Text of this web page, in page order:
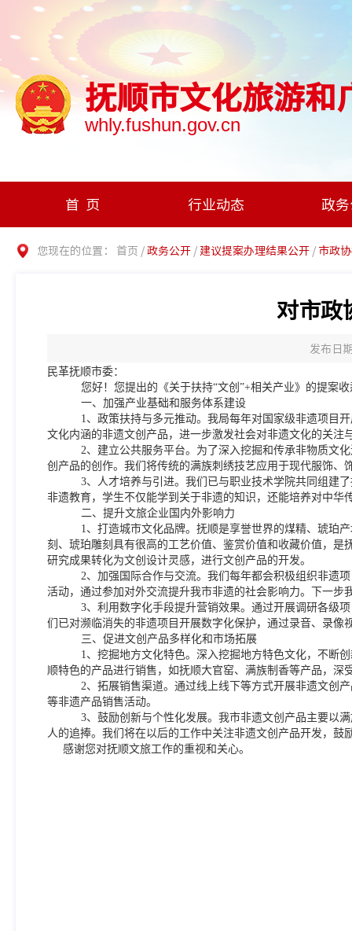
抚顺市文化旅游和
whly.fushun.gov.cn
首页 行业动态 政
您现在的位置： 首页 /政务公开 / 建议提案办理结果公开 / 市政
对市政
发布日
民革抚顺市委：
您好！您提出的 《关于扶持“文创”+相关产业》的提案
一、加强产业基础和服务体系建设
1、 政策扶持与多元推动。我局每年对国家级非遗项目
文化内涵的非遗文创产品，进一步激发社会对非遗文化的关注
2、建立公共服务平台。为了深入挖掘和传承非物质文
创产品的创作。我们将传统的满族刺绣技艺应用于现代服饰
3、人才培养与引进。我们已与职业技术学院共同组建
非遗教育，学生不仅能学到关于非遗的知识，还能培养对中
二、提升文旅企业国内外影响力
1、打造城市文化品牌。抚顺是享誉世界的煤精、琥珀
刻、琥珀雕刻具有很高的工艺价值、鉴赏价值和收藏价值，
研究成果转化为文创设计灵感，进行文创产品的开发。
2、加强国际合作与交流。我们每年都会积极组织非遗
活动，通过参加对外交流提升我市非遗的社会影响力。下一
3、利用数字化手段提升营销效果。通过开展调研各级
们已对濒临消失的非遗项目开展数字化保护，通过录音、录像
三、促进文创产品多样化和市场拓展
1、挖掘地方文化特色。深入挖掘地方特色文化，不断
顺特色的产品进行销售，如抚顺大官窑、满族制香等产品，
2、拓展销售渠道。通过线上线下等方式开展非遗文创
等非遗产品销售活动。
3、鼓励创新与个性化发展。我市非遗文创产品主要以
人的追捧。我们将在以后的工作中关注非遗文创产品开发，鼓
感谢您对抚顺文旅工作的重视和关心。